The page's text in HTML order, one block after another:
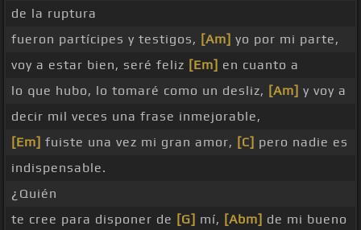
de la ruptura
fueron partícipes y testigos, [Am] yo por mi parte,
voy a estar bien, seré feliz [Em] en cuanto a
lo que hubo, lo tomaré como un desliz, [Am] y voy a
decir mil veces una frase inmejorable,
[Em] fuiste una vez mi gran amor, [C] pero nadie es
indispensable.
¿Quién
te cree para disponer de [G] mí, [Abm] de mi bueno